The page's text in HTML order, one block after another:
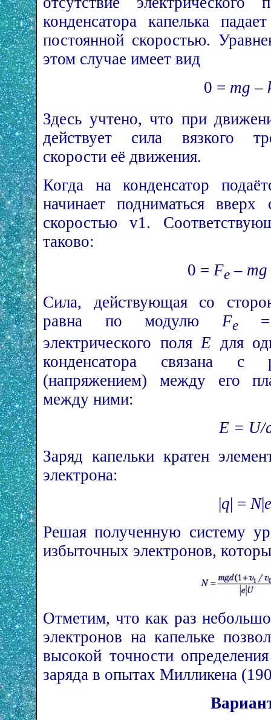
конденсатора капелька
постоянной скоростью.
этом случае имеет вид
0 = mg –
Здесь учтено, что при
действует сила вязкого
скорости её движения.
Когда на конденсатор
начинает подниматься
скоростью v1.
таково:
0 = Fe– mg
Сила, действующая со
равна по модулю Fe
электрического поляЕ для
конденсатора связана с
(напряжением) между его
между ними:
E = U/
Заряд капельки кратен
электрона:
|q| = N|e
Решая полученную систему
избыточных электронов,
Отметим, что как раз
электронов на капельке
высокой точности
заряда в опытах Милликена